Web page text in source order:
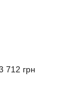
712 грн